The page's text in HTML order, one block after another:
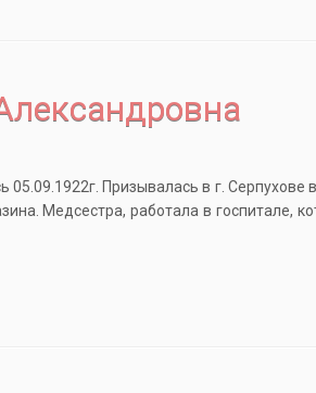
Призывалась в г. Серпухове
Медсестра, работала в госпитале,